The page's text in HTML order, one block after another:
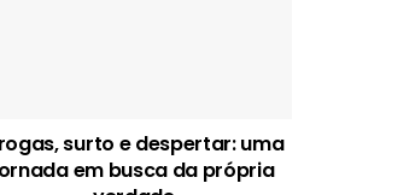
surto e despertar: uma
em busca da própria